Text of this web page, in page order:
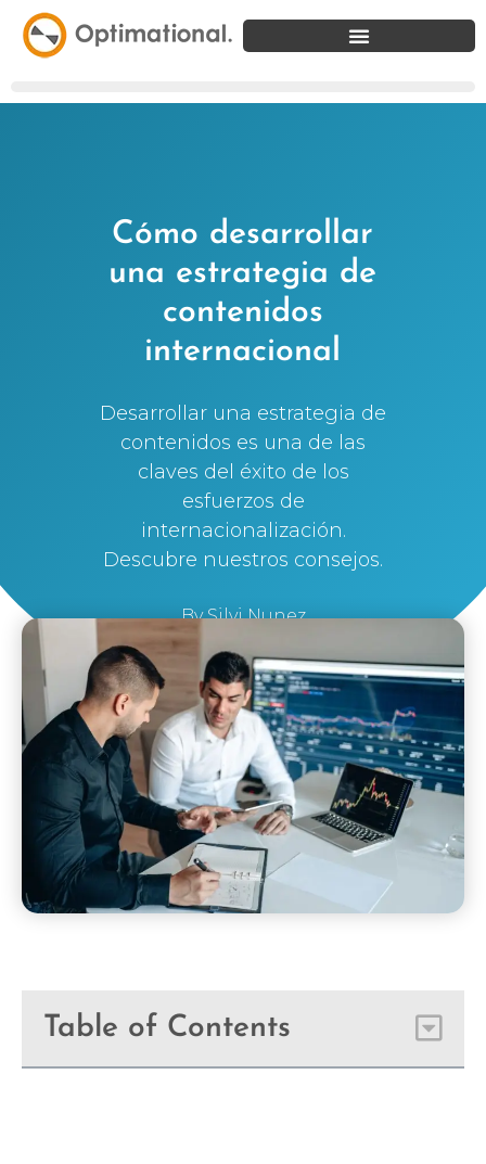
Cómo desarrollar
una estrategia de
contenidos
internacional
Desarrollar una estrategia de
contenidos es una de las
claves del éxito de los
esfuerzos de
internacionalización.
Descubre nuestros consejos.
BySilvi Nunez
Table of Contents